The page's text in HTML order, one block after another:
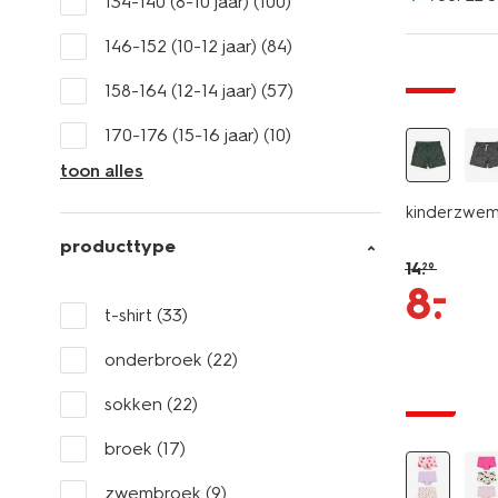
146-152 (10-12 jaar) (84)
158-164 (12-14 jaar) (57)
170-176 (15-16 jaar) (10)
toon alles
producttype
t-shirt (33)
onderbroek (22)
sokken (22)
broek (17)
zwembroek (9)
14.29
8.
–